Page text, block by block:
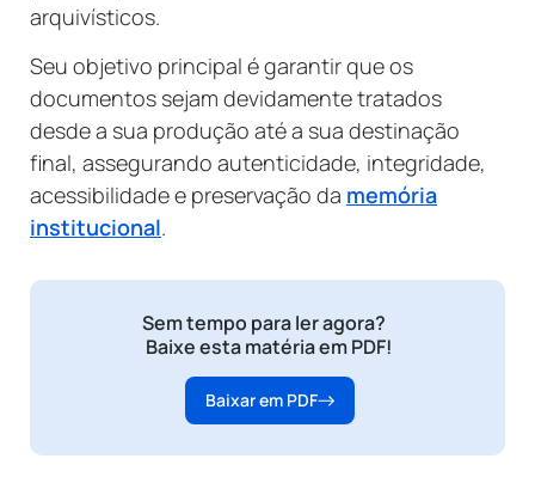
arquivísticos.
Seu objetivo principal é garantir que os
documentos sejam devidamente tratados
desde a sua produção até a sua destinação
final, assegurando autenticidade, integridade,
acessibilidade e preservação da memória
institucional.
Sem tempo para ler agora?
Baixe esta matéria em PDF!
Baixar em PDF